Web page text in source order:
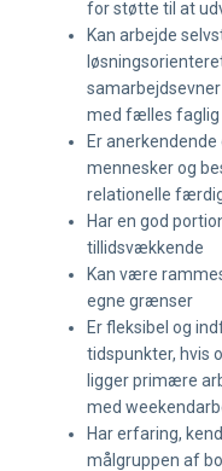
for støtte til at
Kan arbejde
med fælles faglig
Er
mennesker og
relationelle
Har en god
tillidsvækkende
Kan være
egne grænser
Er fleksibel og
tidspunkter, hvis
ligger primære
med
Har erfaring,
målgruppen af